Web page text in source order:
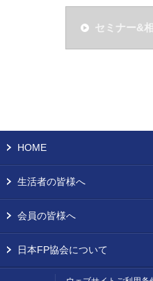
セミナー&
HOME
生活者の皆様へ
会員の皆様へ
日本FP協会について